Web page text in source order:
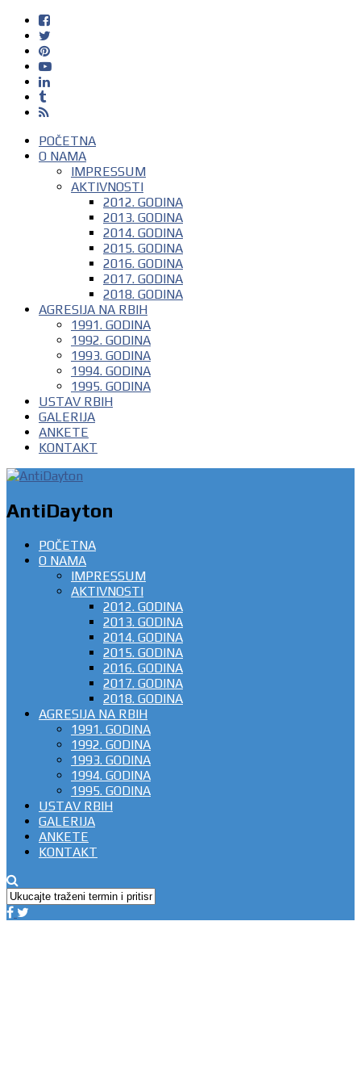
POČETNA
O NAMA
IMPRESSUM
AKTIVNOSTI
2012. GODINA
2013. GODINA
2014. GODINA
2015. GODINA
2016. GODINA
2017. GODINA
2018. GODINA
AGRESIJA NA RBIH
1991. GODINA
1992. GODINA
1993. GODINA
1994. GODINA
1995. GODINA
USTAV RBIH
GALERIJA
ANKETE
KONTAKT
AntiDayton
POČETNA
O NAMA
IMPRESSUM
AKTIVNOSTI
2012. GODINA
2013. GODINA
2014. GODINA
2015. GODINA
2016. GODINA
2017. GODINA
2018. GODINA
AGRESIJA NA RBIH
1991. GODINA
1992. GODINA
1993. GODINA
1994. GODINA
1995. GODINA
USTAV RBIH
GALERIJA
ANKETE
KONTAKT